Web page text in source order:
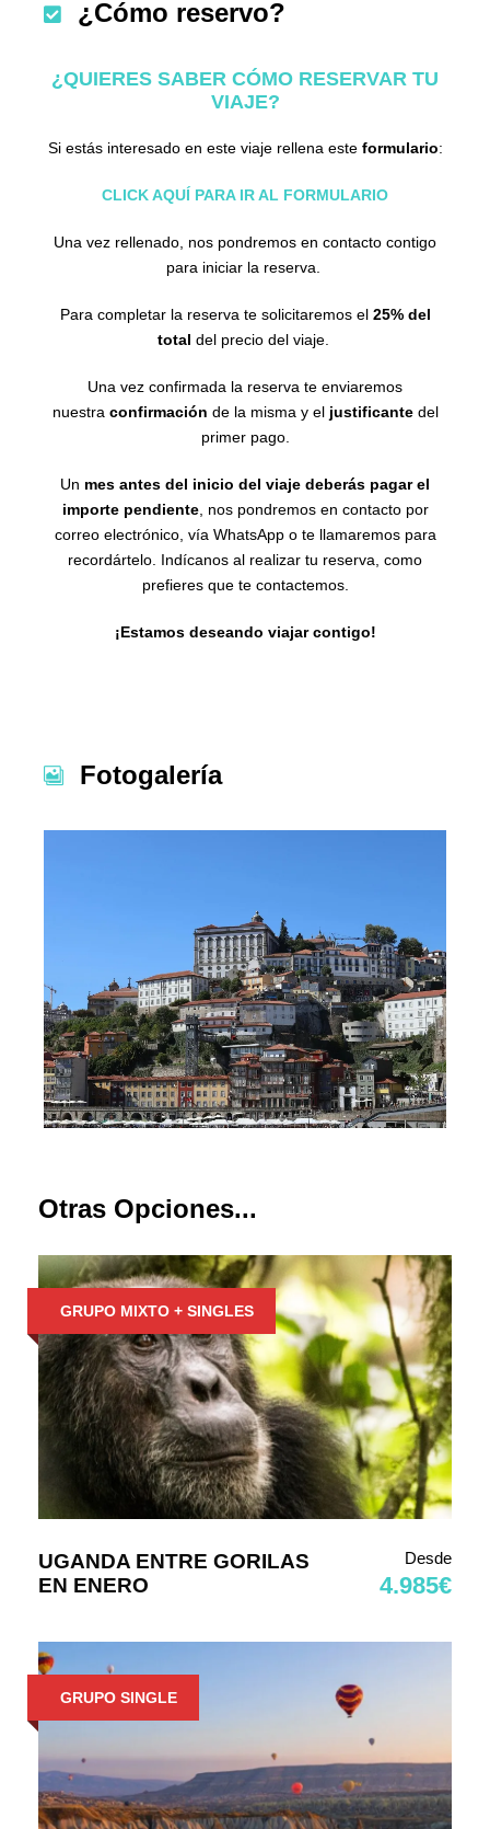
¿Cómo reservo?
¿QUIERES SABER CÓMO RESERVAR TU
VIAJE?
Si estás interesado en este viaje rellena este formulario:
CLICK AQUÍ PARA IR AL FORMULARIO
Una vez rellenado, nos pondremos en contacto contigo
para iniciar la reserva.
Para completar la reserva te solicitaremos el 25% del
total del precio del viaje.
Una vez confirmada la reserva te enviaremos
nuestra confirmación de la misma y el justificantedel
primer pago.
Un mes antes del inicio del viaje deberás pagar el
importe pendiente, nos pondremos en contacto por
correo electrónico, vía WhatsApp o te llamaremos para
recordártelo. Indícanos al realizar tu reserva, como
prefieres que te contactemos.
¡Estamos deseando viajar contigo!
Fotogalería
Otras Opciones...
GRUPO MIXTO + SINGLES
UGANDA ENTRE GORILAS
EN ENERO
Desde
4.985€
GRUPO SINGLE